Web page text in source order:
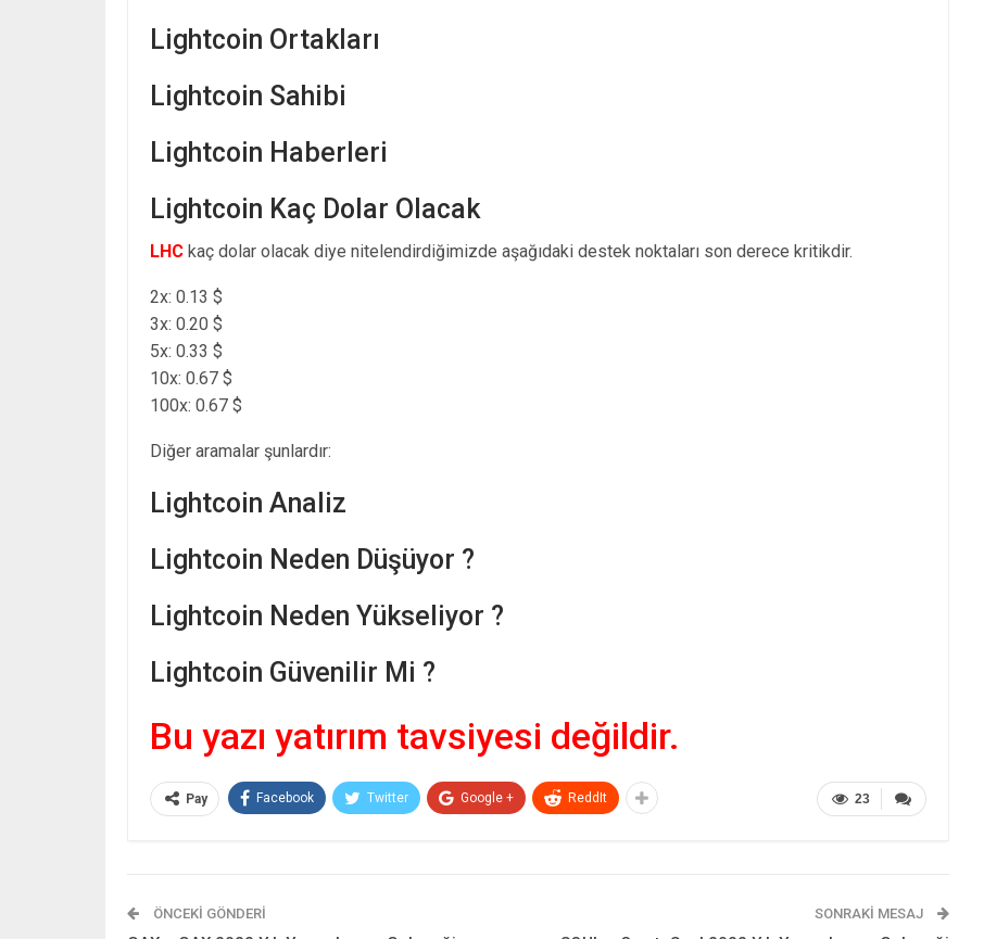
Lightcoin Ortakları
Lightcoin Sahibi
Lightcoin Haberleri
Lightcoin Kaç Dolar Olacak
LHC kaç dolar olacak diye nitelendirdiğimizde aşağıdaki destek noktaları son derece kritikdir.
2x: 0.13 $
3x: 0.20 $
5x: 0.33 $
10x: 0.67 $
100x: 0.67 $
Diğer aramalar şunlardır:
Lightcoin Analiz
Lightcoin Neden Düşüyor ?
Lightcoin Neden Yükseliyor ?
Lightcoin Güvenilir Mi ?
Bu yazı yatırım tavsiyesi değildir.
23
Pay Facebook Twitter Google + ReddIt
ÖNCEKI GÖNDERI SONRAKI MESAJ